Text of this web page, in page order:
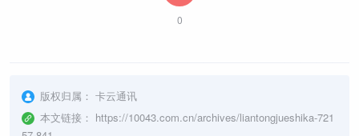
0
版权归属： 卡云通讯
本文链接： https://10043.com.cn/archives/liantongjueshika-721